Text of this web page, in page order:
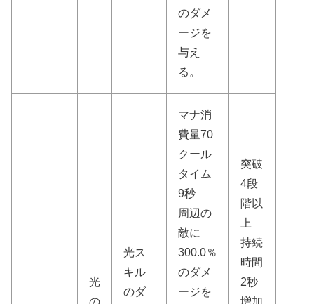
のダメ
ージを
与え
る。
光
の
光ス
キル
のダ
マナ消
費量70
クール
タイム
9秒
周辺の
敵に
300.0％
のダメ
ージを
突破
4段
階以
上
持続
時間
2秒
増加